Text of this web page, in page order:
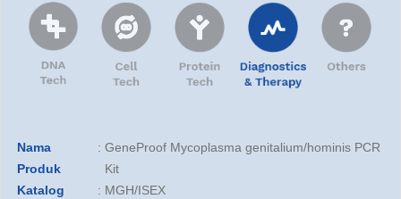
Nama
Produk
: GeneProof Mycoplasma genitalium/hominis PCR
Kit
Katalog
: MGH/ISEX